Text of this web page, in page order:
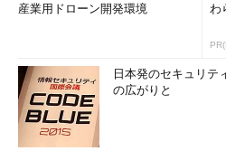
産業用ドローン開発環境
わ
日本発のセキュリテ
の広がりと